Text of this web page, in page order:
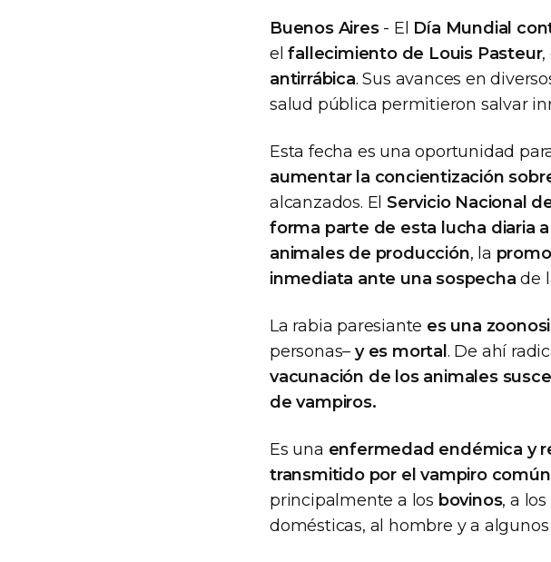
Buenos Aires- El Día Mundial
elfallecimiento de Louis Pasteur,
antirrábica. Sus avances en
salud pública permitieron salvar
Esta fecha es una oportunidad
aumentar la concientización
alcanzados. ElServicio Nacional
forma parte de esta lucha diaria
animales de producción, la
inmediata ante una sospecha de
La rabia paresiante es una
personas–y es mortal . De ahí
vacunación de los animales
de vampiros.
Es una enfermedad endémica y
transmitido por el vampiro
principalmente a los bovinos, a los
domésticas, al hombre y a